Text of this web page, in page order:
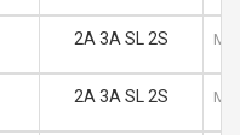
2A 3A SL 2S M
2A 3A SL 2S M